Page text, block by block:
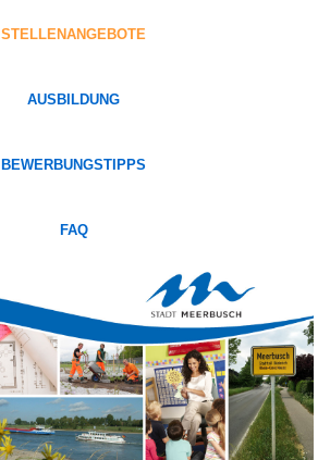
STELLENANGEBOTE
AUSBILDUNG
BEWERBUNGSTIPPS
FAQ